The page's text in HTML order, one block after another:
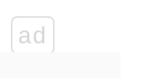
Anuluj
ad